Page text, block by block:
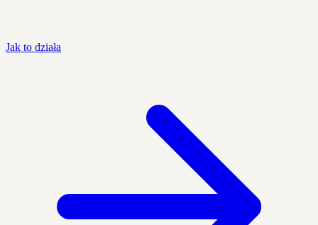
Jak to działa